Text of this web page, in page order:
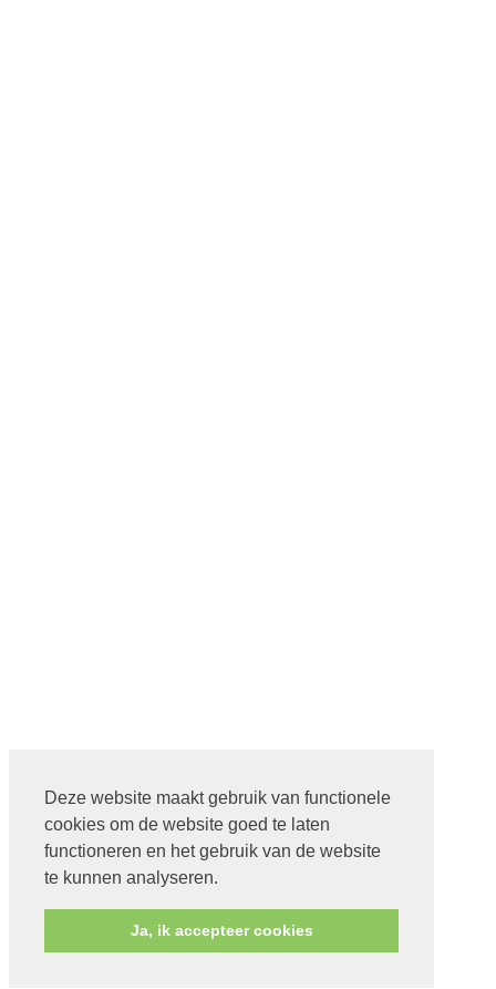
Deze website maakt gebruik van functionele
cookies om de website goed te laten
functioneren en het gebruik van de website
te kunnen analyseren.
Ja, ik accepteer cookies